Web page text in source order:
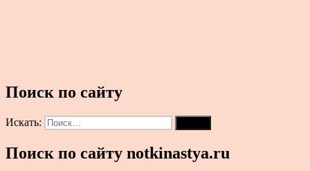
Поиск по сайту
Искать:
Поиск по сайту notkinastya.ru